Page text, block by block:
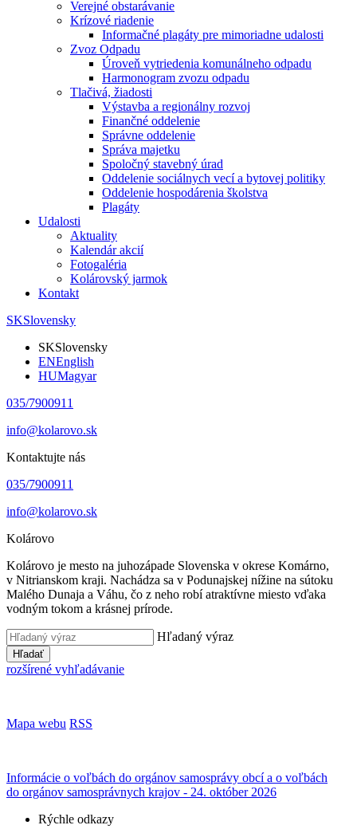
Verejné obstarávanie
Krízové riadenie
Informačné plagáty pre mimoriadne udalosti
Zvoz Odpadu
Úroveň vytriedenia komunálneho odpadu
Harmonogram zvozu odpadu
Tlačivá, žiadosti
Výstavba a regionálny rozvoj
Finančné oddelenie
Správne oddelenie
Správa majetku
Spoločný stavebný úrad
Oddelenie sociálnych vecí a bytovej politiky
Oddelenie hospodárenia školstva
Plagáty
Udalosti
Aktuality
Kalendár akcií
Fotogaléria
Kolárovský jarmok
Kontakt
SKSlovensky
SKSlovensky
ENEnglish
HUMagyar
035/7900911
info@kolarovo.sk
Kontaktujte nás
035/7900911
info@kolarovo.sk
Kolárovo
Kolárovo je mesto na juhozápade Slovenska v okrese Komárno,
v Nitrianskom kraji. Nachádza sa v Podunajskej nížine na sútoku
Malého Dunaja a Váhu, čo z neho robí atraktívne miesto vďaka
vodným tokom a krásnej prírode.
Hľadaný výraz
Hľadať
rozšírené vyhľadávanie
Mapa webu RSS
Informácie o voľbách do orgánov samosprávy obcí a o voľbách
do orgánov samosprávnych krajov - 24. október 2026
Rýchle odkazy